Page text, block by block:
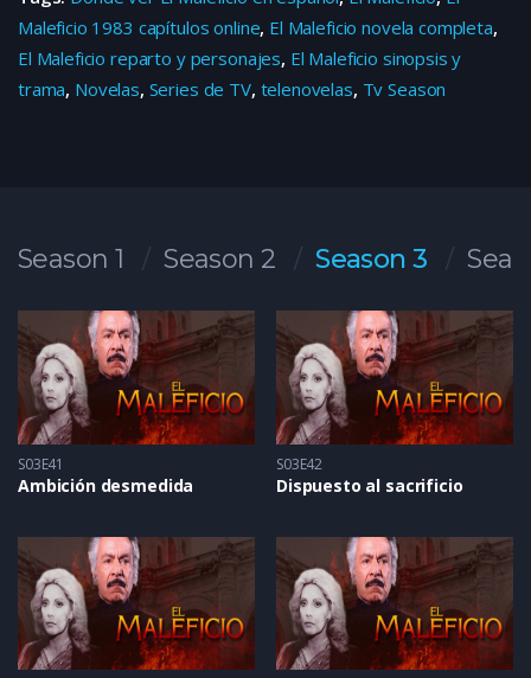
Maleficio 1983 capítulos online, El Maleficio novela completa,
El Maleficio reparto y personajes, El Maleficio sinopsis y
trama, Novelas, Series de TV, telenovelas, Tv Season
Season 1 Season 2 Season 3
S03E41
Ambición desmedida
S03E42
Dispuesto al sacrificio